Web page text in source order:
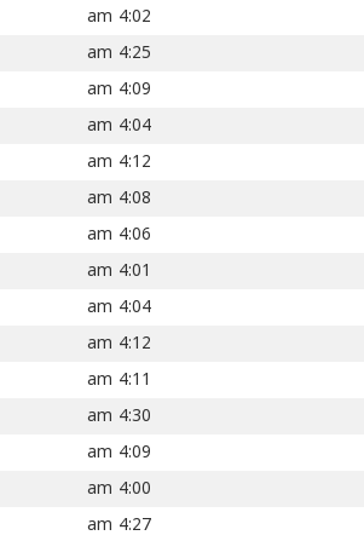
4:02 am
4:25 am
4:09 am
4:04 am
4:12 am
4:08 am
4:06 am
4:01 am
4:04 am
4:12 am
4:11 am
4:30 am
4:09 am
4:00 am
4:27 am